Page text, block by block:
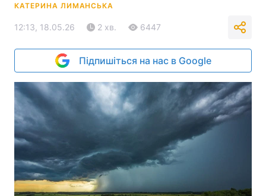
КАТЕРИНА ЛИМАНСЬКА
12:13, 18.05.26 2 хв. 6447
Підпишіться на нас в Google